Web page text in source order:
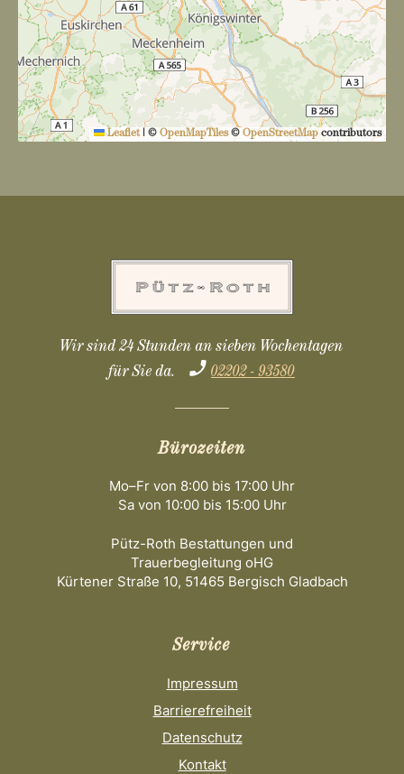
Leaflet | © OpenMapTiles© OpenStreetMap contributors
Wir sind 24 Stunden an sieben Wochentagen
für Sie da.
02202 - 93580
Bürozeiten
Mo–Fr von 8:00 bis 17:00 Uhr
Sa von 10:00 bis 15:00 Uhr
Pütz-Roth Bestattungen und
Trauerbegleitung oHG
Kürtener Straße 10, 51465 Bergisch Gladbach
Service
Impressum
Barrierefreiheit
Datenschutz
Kontakt